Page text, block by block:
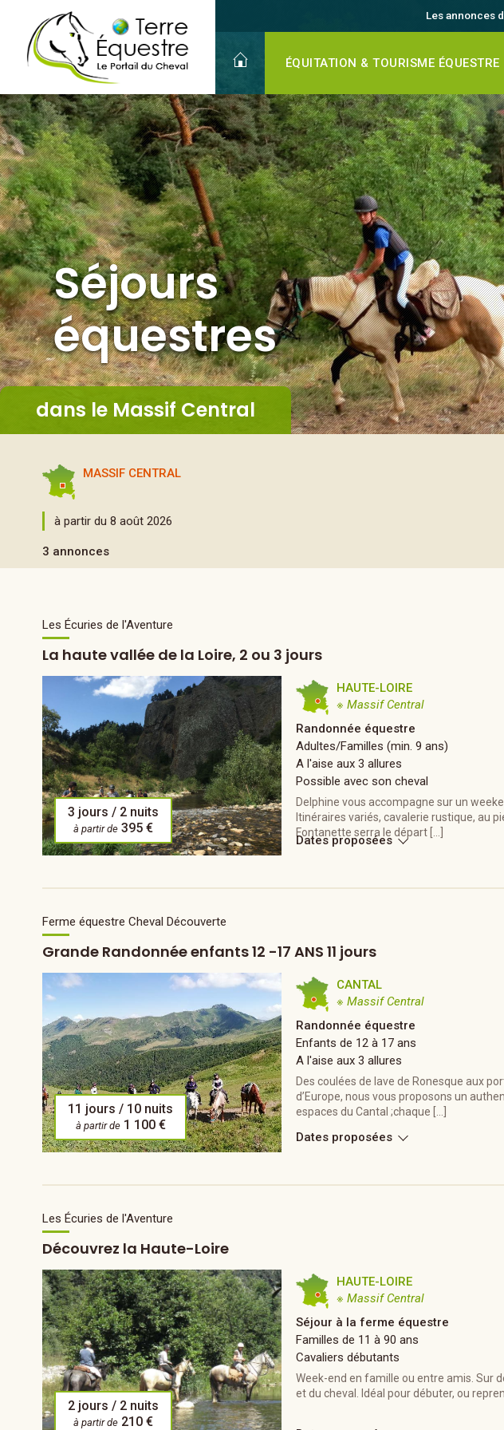
équestres Les annonces
ÉQUITATION & TOURISME ÉQUESTRE
Séjours
équestres
dans le Massif Central
MASSIF CENTRAL
à partir du 8 août 2026
3 annonces
Les Écuries de l'Aventure
La haute vallée de la Loire, 2 ou 3 jours
3 jours / 2 nuits
à partir de 395 €
HAUTE-LOIRE
※ Massif Central
Randonnée équestre
Adultes/Familles (min. 9 ans)
A l'aise aux 3 allures
Possible avec son cheval
Delphine vous accompagne sur un
Itinéraires variés, cavalerie rustique, au
Fontanette serra le départ […]
Dates proposées
Ferme équestre Cheval Découverte
Grande Randonnée enfants 12 -17 ANS 11 jours
11 jours / 10 nuits
à partir de 1 100 €
CANTAL
※ Massif Central
Randonnée équestre
Enfants de 12 à 17 ans
A l'aise aux 3 allures
Des coulées de lave de Ronesque aux
d’Europe, nous vous proposons un
espaces du Cantal ;chaque […]
Dates proposées
Les Écuries de l'Aventure
Découvrez la Haute-Loire
2 jours / 2 nuits
à partir de 210 €
HAUTE-LOIRE
※ Massif Central
Séjour à la ferme équestre
Familles de 11 à 90 ans
Cavaliers débutants
Week-end en famille ou entre amis. Sur
et du cheval. Idéal pour débuter, ou